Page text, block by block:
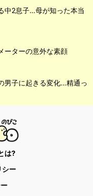
中2息子…母が知った本当
ーターの意外な素顔
男子に起きる変化…精通っ
は?
シー